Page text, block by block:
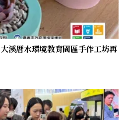
溪厝水環境教育園區手作工坊再